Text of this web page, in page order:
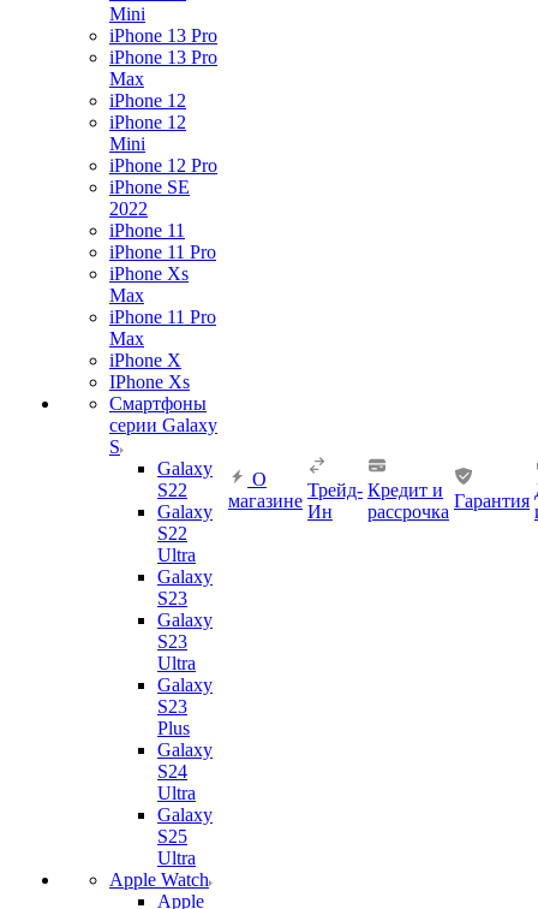
Mini
iPhone 13 Pro
iPhone 13 Pro
Max
iPhone 12
iPhone 12
Mini
iPhone 12 Pro
iPhone SE
2022
iPhone 11
iPhone 11 Pro
iPhone Xs
Max
iPhone 11 Pro
Max
iPhone X
IPhone Xs
Смартфоны
серии Galaxy
S
Galaxy
S22
Galaxy
S22
Ultra
Galaxy
S23
Galaxy
S23
Ultra
Galaxy
S23
Plus
Galaxy
S24
Ultra
Galaxy
S25
Ultra
Apple Watch
Apple
О
магазине
Трейд-
Ин
Кредит и
рассрочка
Гарантия